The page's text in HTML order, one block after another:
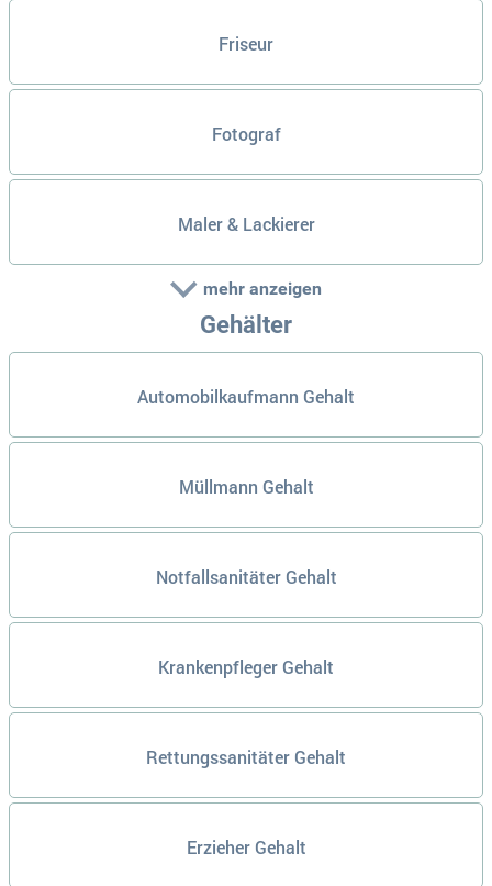
Friseur
Fotograf
Maler & Lackierer
mehr anzeigen
Gehälter
Automobilkaufmann Gehalt
Müllmann Gehalt
Notfallsanitäter Gehalt
Krankenpfleger Gehalt
Rettungssanitäter Gehalt
Erzieher Gehalt